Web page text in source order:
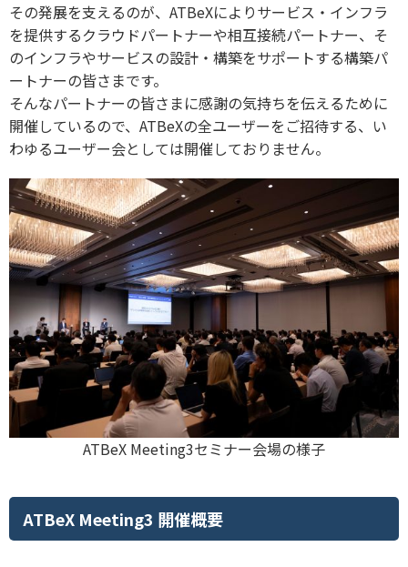
その発展を支えるのが、ATBeXによりサービス・インフラ
を提供するクラウドパートナーや相互接続パートナー、そ
のインフラやサービスの設計・構築をサポートする構築パ
ートナーの皆さまです。
そんなパートナーの皆さまに感謝の気持ちを伝えるために
開催しているので、ATBeXの全ユーザーをご招待する、い
わゆるユーザー会としては開催しておりません。
ATBeX Meeting3セミナー会場の様子
ATBeX Meeting3 開催概要